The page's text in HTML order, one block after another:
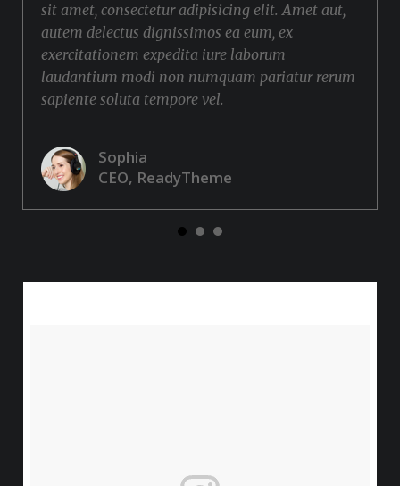
sit amet, consectetur adipisicing elit. Amet aut,
autem delectus dignissimos ea eum, ex
exercitationem expedita iure laborum
laudantium modi non numquam pariatur rerum
sapiente soluta tempore vel.
Sophia
CEO, ReadyTheme